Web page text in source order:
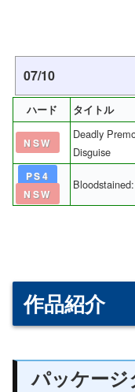
07/10
ハード タイトル
NSW
Deadly
Disguise
PS4
NSW
作品紹介
パッケー